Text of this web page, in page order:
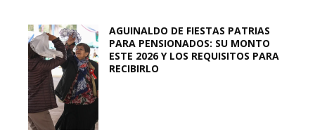
AGUINALDO DE FIESTAS PATRIAS
PARA PENSIONADOS: SU MONTO
ESTE 2026 Y LOS REQUISITOS PARA
RECIBIRLO